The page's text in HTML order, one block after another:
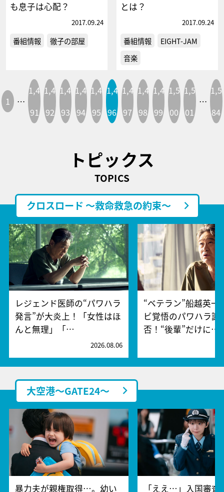
も息子は心配？
2017.09.24
番組情報 徹子の部屋
とは？
2017.09.24
番組情報
EIGHT-JAM
音楽
1 …
1,4
91
1,4
92
1,4
93
1,4
94
1,4
95
1,4
96
1,4
97
1,4
98
1,4
99
1,5
00
1,5
01
…
1,5
84
トピックス
TOPICS
クロスロード ～救命救急の約束～
レジェンド医師の“パワハラ
発言”が大炎上！「女性はほ
んと無理」「…
2026.08.06
“ベテラン”船越英一
ビ覚悟のパワハラ謝
否！“後輩”だけに…
大空港～GATE24～
暴力夫が親権取得…。幼い
「ええ…」入国審査